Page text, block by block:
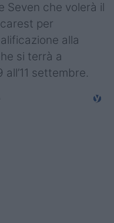
Seven che volerà il
per
alla
si terrà a
settembre.